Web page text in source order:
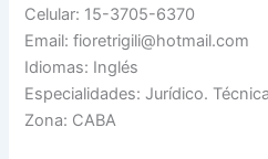
Celular: 15-3705-6370
Email: fioretrigili@hotmail.com
Idiomas: Inglés
Especialidades: Jurídico.
Zona: CABA